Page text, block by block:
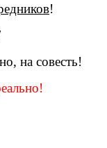
!
на совесть!